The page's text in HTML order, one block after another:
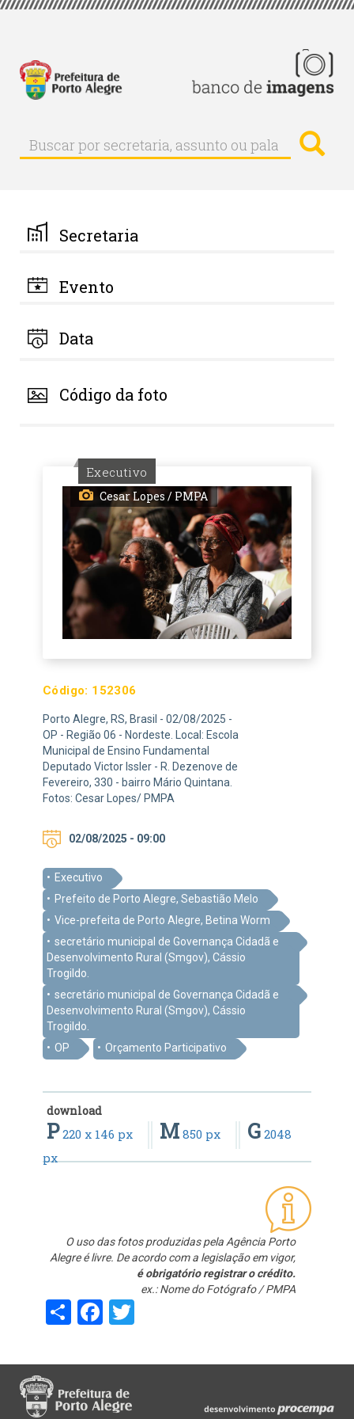
Pular
principal
Buscar
Buscar
por
palavra-
chave
Secretaria
Evento
Data
Código da foto
Executivo
Cesar Lopes / PMPA
Código: 152306
Porto Alegre, RS, Brasil - 02/08/2025 -
OP - Região 06 - Nordeste. Local: Escola
Municipal de Ensino Fundamental
Deputado Victor Issler - R. Dezenove de
Fevereiro, 330 - bairro Mário Quintana.
Fotos: Cesar Lopes/ PMPA
02/08/2025 - 09:00
Executivo
Prefeito de Porto Alegre, Sebastião Melo
Vice-prefeita de Porto Alegre, Betina Worm
secretário municipal de Governança Cidadã e
Desenvolvimento Rural (Smgov), Cássio
Trogildo.
secretário municipal de Governança Cidadã e
Desenvolvimento Rural (Smgov), Cássio
Trogildo.
OP
Orçamento Participativo
download
P220 x 146 px M 850 px G 2048
px
O uso das fotos produzidas pela Agência Porto
Alegre é livre. De acordo com a legislação em vigor,
é obrigatório registrar o crédito.
ex.: Nome do Fotógrafo / PMPA
ShareFacebook